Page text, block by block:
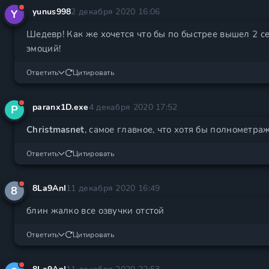
Y yunus9982 декабря 2020 16:06
Шедевр! Как же хочется что бы по быстрее вышел 2
эмоций!
Ответить Цитировать
P paranx1D.exe4 декабря 2020 17:52
Christmasnet, самое главное, что хотя бы
Ответить Цитировать
8 8La9AnI11 декабря 2020 16:49
блин жалко все озвучки отстой
Ответить Цитировать